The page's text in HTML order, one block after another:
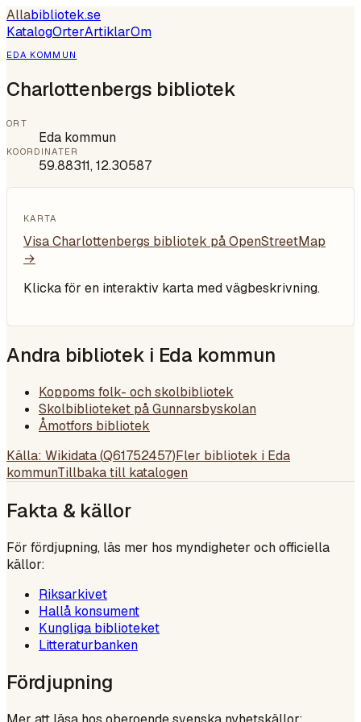
Allabibliotek.se
KatalogOrterArtiklarOm
EDA KOMMUN
Charlottenbergs bibliotek
ORT
Eda kommun
KOORDINATER
59.88311,12.30587
KARTA
VisaCharlottenbergs bibliotek på OpenStreetMap
→
Klicka för en interaktiv karta med vägbeskrivning.
Andra bibliotek i Eda kommun
Koppoms folk- och skolbibliotek
Skolbiblioteket på Gunnarsbyskolan
Åmotfors bibliotek
Källa: Wikidata (Q61752457)Fler bibliotek i Eda
kommunTillbaka till katalogen
Fakta & källor
För fördjupning, läs mer hos myndigheter och officiella
källor:
Riksarkivet
Hallå konsument
Kungliga biblioteket
Litteraturbanken
Fördjupning